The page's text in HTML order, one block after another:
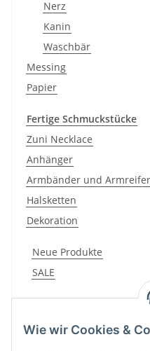
Nerz
Kanin
Waschbär
Messing
Papier
Fertige Schmuckstücke
Zuni Necklace
Anhänger
Armbänder und
Halsketten
Dekoration
Neue Produkte
SALE
Wie wir Cookies &